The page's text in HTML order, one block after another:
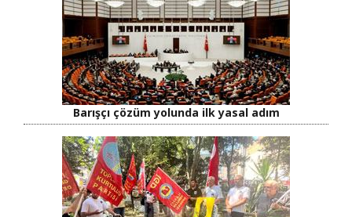
Barışçı çözüm yolunda ilk yasal adım